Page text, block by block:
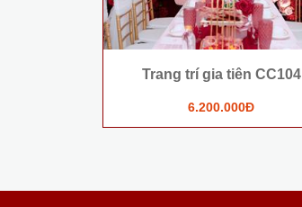
Trang trí gia tiên CC104
6.200.000Đ